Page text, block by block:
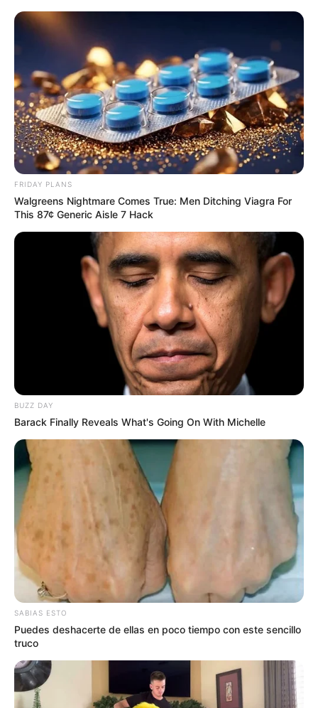
Pérez, recordado por su inconfundible voz y
su legado en la música, ha dejado tras su
fallecimiento no solo un vacío en sus
fanáticos, sino también una complicada
situación familiar que ha capturado la
atención del público.
FRIDAY PLANS
Walgreens Nightmare Comes True: Men Ditching Viagra For
This 87¢ Generic Aisle 7 Hack
BUZZ DAY
Barack Finally Reveals What's Going On With Michelle
SABIAS ESTO
Puedes deshacerte de ellas en poco tiempo con este sencillo
truco